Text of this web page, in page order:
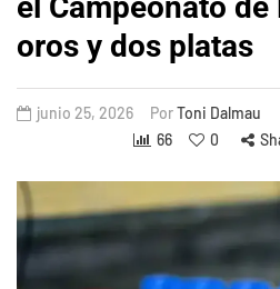
oros y dos platas
junio 25, 2026 PorToni Dalmau
66
0